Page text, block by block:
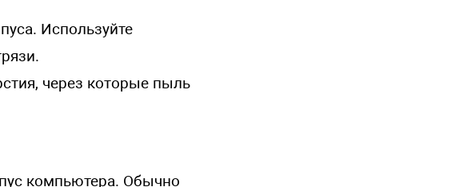
Используйте
через которые пыль
компьютера. Обычно